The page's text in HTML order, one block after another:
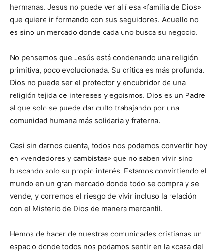
hermanas. Jesús no puede ver allí esa «familia de Dios»
que quiere ir formando con sus seguidores. Aquello no
es sino un mercado donde cada uno busca su negocio.
No pensemos que Jesús está condenando una religión
primitiva, poco evolucionada. Su crítica es más profunda.
Dios no puede ser el protector y encubridor de una
religión tejida de intereses y egoísmos. Dios es un Padre
al que solo se puede dar culto trabajando por una
comunidad humana más solidaria y fraterna.
Casi sin darnos cuenta, todos nos podemos convertir hoy
en «vendedores y cambistas» que no saben vivir sino
buscando solo su propio interés. Estamos convirtiendo el
mundo en un gran mercado donde todo se compra y se
vende, y corremos el riesgo de vivir incluso la relación
con el Misterio de Dios de manera mercantil.
Hemos de hacer de nuestras comunidades cristianas un
espacio donde todos nos podamos sentir en la «casa del